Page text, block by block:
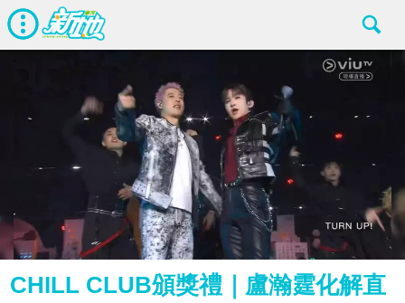
CHILL CLUB頒獎禮｜盧瀚霆化解直